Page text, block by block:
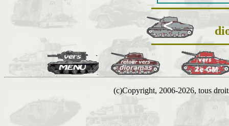
(c)Copyright, 2006-2026, tous